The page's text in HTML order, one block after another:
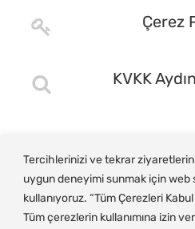
Tercihlerinizi ve tekrar
uygun deneyimi sunmak için web
kullanıyoruz. “Tüm Çerezleri
Tüm çerezlerin kullanımına izin
Çerez
KVKK